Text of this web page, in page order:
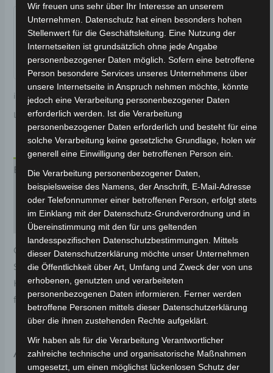
Garantiert sicherer Checkout
inkl. 19 % MwSt. Kostenloser Versand
Lieferzeit:Versandfertig innerhalb 24 Stunden*
Beschreibung
Produktsicherheit
Rezensionen (0)
Original-Ersatzteil für den Elektro-Scooter VSX.
Schalterset für optimale Funktionalität und
Haltbarkeit. Weitere Informationen zum Fahrzeug
findest du hier:Volta Motor Elektro-Scooter VSX.
Ähnliche Produkte
Wir freuen uns sehr über Ihr Interesse an unserem
Unternehmen. Datenschutz hat einen besonders hohen
Stellenwert für die Geschäftsleitung. Eine Nutzung der
Internetseiten ist grundsätzlich ohne jede Angabe
personenbezogener Daten möglich. Sofern eine betroffene
Person besondere Services unseres Unternehmens über
unsere Internetseite in Anspruch nehmen möchte, könnte
jedoch eine Verarbeitung personenbezogener Daten
erforderlich werden. Ist die Verarbeitung
personenbezogener Daten erforderlich und besteht für eine
solche Verarbeitung keine gesetzliche Grundlage, holen wir
generell eine Einwilligung der betroffenen Person ein.
Die Verarbeitung personenbezogener Daten,
beispielsweise des Namens, der Anschrift, E-Mail-Adresse
oder Telefonnummer einer betroffenen Person, erfolgt stets
im Einklang mit der Datenschutz-Grundverordnung und in
Übereinstimmung mit den für uns geltenden
landesspezifischen Datenschutzbestimmungen. Mittels
dieser Datenschutzerklärung möchte unser Unternehmen
die Öffentlichkeit über Art, Umfang und Zweck der von uns
erhobenen, genutzten und verarbeiteten
personenbezogenen Daten informieren. Ferner werden
betroffene Personen mittels dieser Datenschutzerklärung
über die ihnen zustehenden Rechte aufgeklärt.
Wir haben als für die Verarbeitung Verantwortlicher
zahlreiche technische und organisatorische Maßnahmen
umgesetzt, um einen möglichst lückenlosen Schutz der